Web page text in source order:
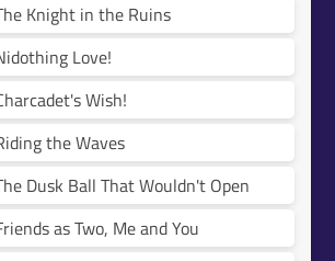
Knight in the Ruins
Love!
Wish!
the Waves
Dusk Ball That Wouldn't Open
as Two, Me and You